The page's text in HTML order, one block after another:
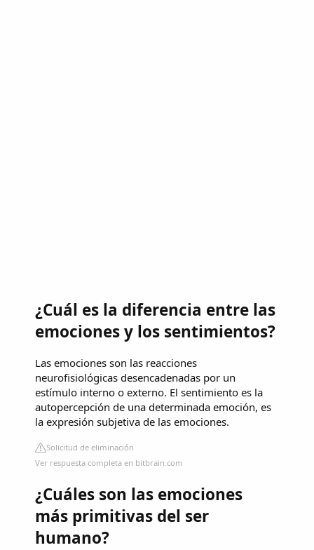
¿Cuál es la diferencia entre las
emociones y los sentimientos?
Las emociones son las reacciones
neurofisiológicas desencadenadas por un
estímulo interno o externo. El sentimiento es la
autopercepción de una determinada emoción, es
la expresión subjetiva de las emociones.
Solicitud de eliminación
Ver respuesta completa en bitbrain.com
¿Cuáles son las emociones
más primitivas del ser
humano?